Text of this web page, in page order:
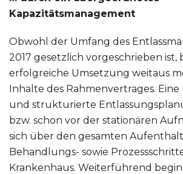
Kapazitätsmanagement
Obwohl der Umfang des
2017 gesetzlich vorgeschrieben ist,
erfolgreiche Umsetzung weitaus
Inhalte des Rahmenvertrages. Eine
und strukturierte
bzw. schon vor der stationären
sich über den gesamten
Behandlungs- sowie
Krankenhaus. Weiterführend